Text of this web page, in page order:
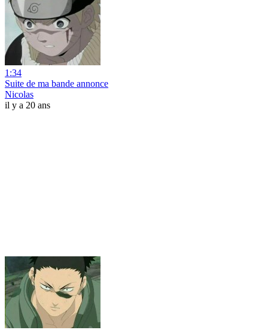
1:34
Suite de ma bande annonce
Nicolas
il y a 20 ans